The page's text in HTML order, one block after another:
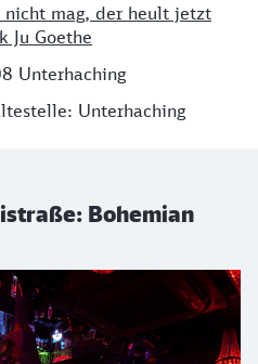
nicht mag, der heult jetzt
Ju Goethe
Unterhaching
Unterhaching
Bohemian